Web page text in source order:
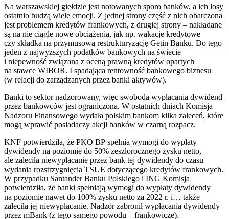
Na warszawskiej giełdzie jest notowanych sporo banków, a ich losy
ostatnio budzą wiele emocji. Z jednej strony część z nich obarczona
jest problemem kredytów frankowych, z drugiej strony – nakładane
są na nie ciągle nowe obciążenia, jak np. wakacje kredytowe
czy składka na przymusową restrukturyzację Getin Banku. Do tego
jeden z najwyższych podatków bankowych na świecie
i niepewność związana z oceną prawną kredytów opartych
na stawce WIBOR. I spadająca rentowność bankowego biznesu
(w relacji do zarządzanych przez banki aktywów).
Banki to sektor nadzorowany, więc swoboda wypłacania dywidend
przez bankowców jest ograniczona. W ostatnich dniach Komisja
Nadzoru Finansowego wydała polskim bankom kilka zaleceń, które
mogą wprawić posiadaczy akcji banków w czarną rozpacz.
KNF potwierdziła, że PKO BP spełnia wymogi do wypłaty
dywidendy na poziomie do 50% zeszłorocznego zysku netto,
ale zaleciła niewypłacanie przez bank tej dywidendy do czasu
wydania rozstrzygnięcia TSUE dotyczącego kredytów frankowych.
W przypadku Santander Banku Polskiego i ING Komisja
potwierdziła, że banki spełniają wymogi do wypłaty dywidendy
na poziomie nawet do 100% zysku netto za 2022 r. i… także
zaleciła jej niewypłacanie. Nadzór zabronił wypłacania dywidendy
przez mBank (z tego samego powodu – frankowicze).